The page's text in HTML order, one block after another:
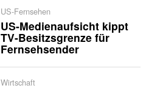
US-Fernsehen
US-Medienaufsicht kippt
TV-Besitzsgrenze für
Fernsehsender
Wirtschaft